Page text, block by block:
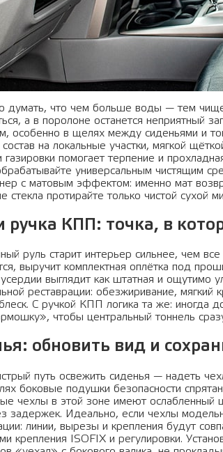
думать, что чем больше воды — тем
а в поролоне останется неприятный
особенно в щелях между сиденьями и
состав на локальные участки, мягкой
помогает терпение и
универсальным чистящим
с матовым эффектом: именно мат
стекла протирайте только чистой
ручка КПП: точка, в
руль старит интерьер сильнее, чем
выручит комплектная оплётка под
выглядит как штатная и ощутимо
реставрации: обезжиривание,
С ручкой КПП логика та же: иногда
чтобы центральный тоннель
обновить вид и
путь освежить сиденья — надеть
боковые подушки безопасности
чехлы в этой зоне имеют
задержек. Идеально, если чехлы
линии, вырезы и крепления будут
крепления ISOFIX и регулировки.